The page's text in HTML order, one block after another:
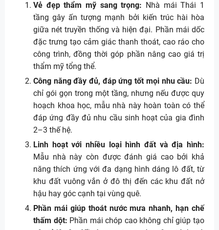
Vẻ đẹp thẩm mỹ sang trọng: Nhà mái Thái 1
tầng gây ấn tượng mạnh bởi kiến trúc hài hòa
giữa nét truyền thống và hiện đại. Phần mái dốc
đặc trưng tạo cảm giác thanh thoát, cao ráo cho
công trình, đồng thời góp phần nâng cao giá trị
thẩm mỹ tổng thể.
Công năng đầy đủ, đáp ứng tốt mọi nhu cầu: Dù
chỉ gói gọn trong một tầng, nhưng nếu được quy
hoạch khoa học, mẫu nhà này hoàn toàn có thể
đáp ứng đầy đủ nhu cầu sinh hoạt của gia đình
2–3 thế hệ.
Linh hoạt với nhiều loại hình đất và địa hình:
Mẫu nhà này còn được đánh giá cao bởi khả
năng thích ứng với đa dạng hình dáng lô đất, từ
khu đất vuông vắn ở đô thị đến các khu đất nở
hậu hay góc cạnh tại vùng quê.
Phần mái giúp thoát nước mưa nhanh, hạn chế
thấm dột: Phần mái chóp cao không chỉ giúp tạo